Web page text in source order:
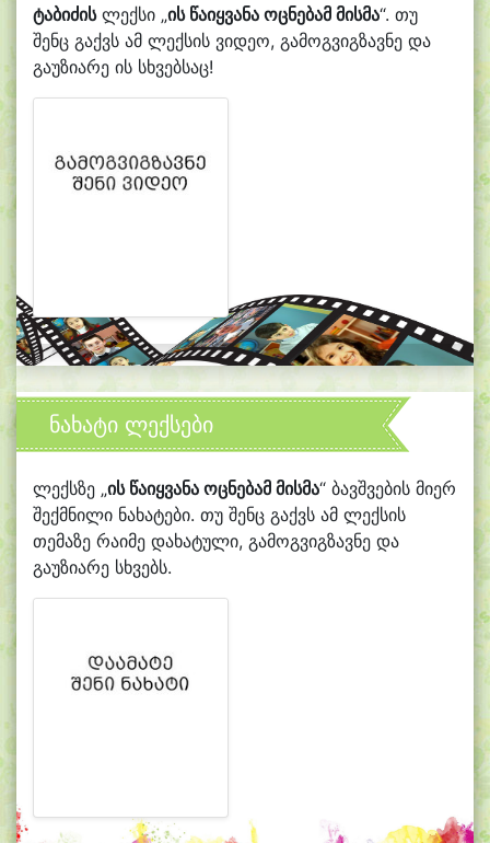
ტაბიძისლექსი „ის წაიყვანა ოცნებამ მისმა“. თუ
შენც გაქვს ამ ლექსის ვიდეო, გამოგვიგზავნე და
გაუზიარე ის სხვებსაც!
ნახატი ლექსები
ლექსზე „ის წაიყვანა ოცნებამ მისმა“ ბავშვების მიერ
შექმნილი ნახატები. თუ შენც გაქვს ამ ლექსის
თემაზე რაიმე დახატული, გამოგვიგზავნე და
გაუზიარე სხვებს.